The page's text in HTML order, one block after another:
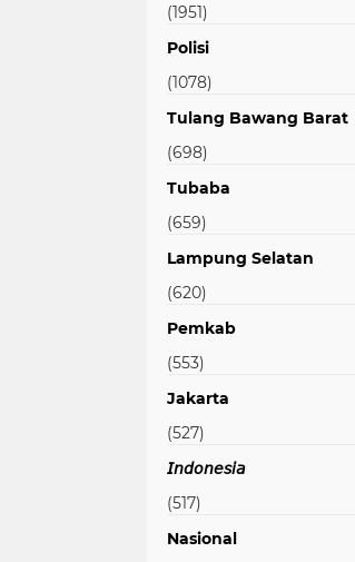
(1951)
Polisi
(1078)
Tulang Bawang Barat
(698)
Tubaba
(659)
Lampung Selatan
(620)
Pemkab
(553)
Jakarta
(527)
𝘐𝘯𝘥𝘰𝘯𝘦𝘴𝘪𝘢
(517)
Nasional